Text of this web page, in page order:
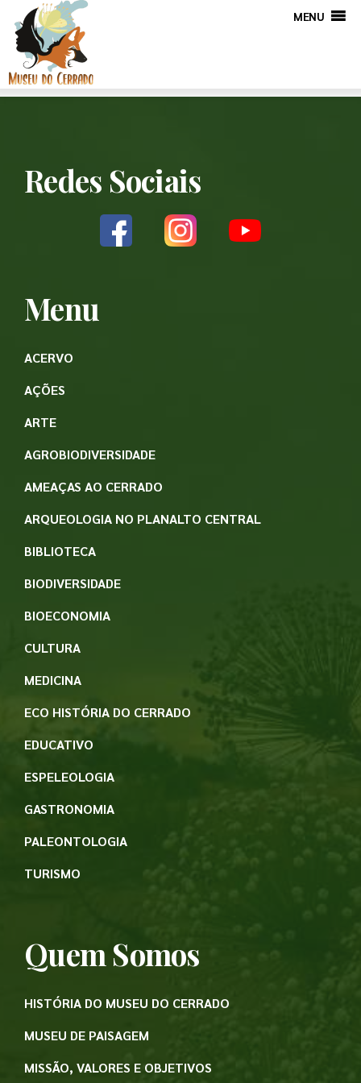
MENU
Redes Sociais
Menu
ACERVO
AÇÕES
ARTE
AGROBIODIVERSIDADE
AMEAÇAS AO CERRADO
ARQUEOLOGIA NO PLANALTO CENTRAL
BIBLIOTECA
BIODIVERSIDADE
BIOECONOMIA
CULTURA
MEDICINA
ECO HISTÓRIA DO CERRADO
EDUCATIVO
ESPELEOLOGIA
GASTRONOMIA
PALEONTOLOGIA
TURISMO
Quem Somos
HISTÓRIA DO MUSEU DO CERRADO
MUSEU DE PAISAGEM
MISSÃO, VALORES E OBJETIVOS